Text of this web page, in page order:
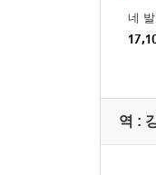
네
역 :